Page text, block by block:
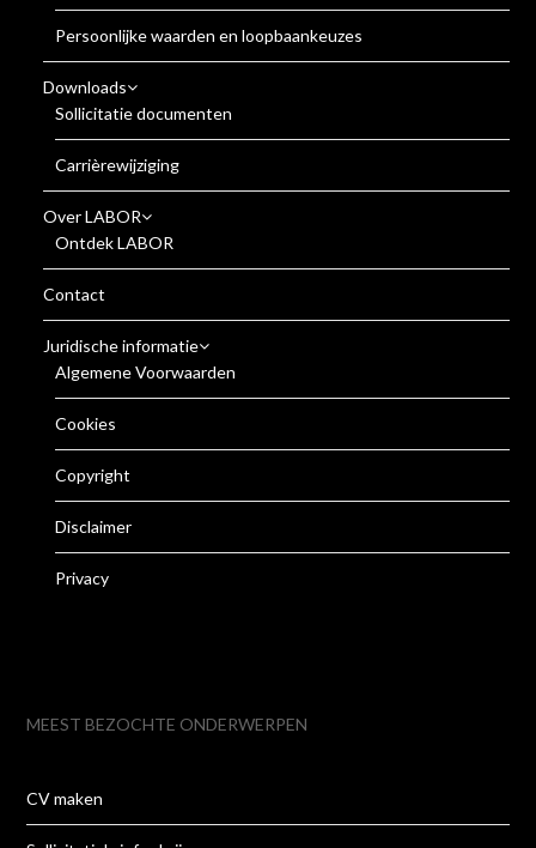
Persoonlijke waarden en loopbaankeuzes
Downloads
Sollicitatie documenten
Carrièrewijziging
Over LABOR
Ontdek LABOR
Contact
Juridische informatie
Algemene Voorwaarden
Cookies
Copyright
Disclaimer
Privacy
MEEST BEZOCHTE ONDERWERPEN
CV maken